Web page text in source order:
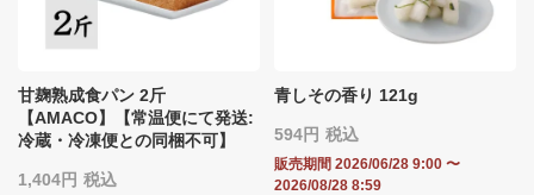
甘麹熟成食パン 2斤
【AMACO】【常温便にて発送:
冷蔵・冷凍便との同梱不可】
1,404 税込
青しその香り 121g
594 税込
販売期間 2026/06/28 9:00 〜
2026/08/28 8:59